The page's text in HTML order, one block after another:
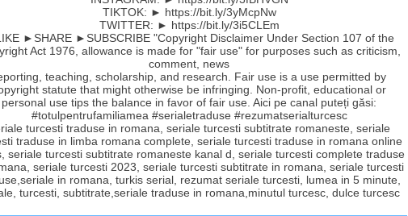
TIKTOK: ► https://bit.ly/3yMcpNw
TWITTER: ► https://bit.ly/3i5CLEm
►SHARE ►SUBSCRIBE "Copyright Disclaimer Under Section 107 of the
Act 1976, allowance is made for "fair use" for purposes such as criticism,
comment, news
teaching, scholarship, and research. Fair use is a use permitted by
statute that might otherwise be infringing. Non-profit, educational or
personal use tips the balance in favor of fair use. Aici pe canal puteți găsi:
#totulpentrufamiliamea #serialetraduse #rezumatserialturcesc
turcesti traduse in romana, seriale turcesti subtitrate romaneste, seriale
traduse in limba romana complete, seriale turcesti traduse in romana online
seriale turcesti subtitrate romaneste kanal d, seriale turcesti complete traduse
seriale turcesti 2023, seriale turcesti subtitrate in romana, seriale turcesti
in romana, turkis serial, rezumat seriale turcesti, lumea in 5 minute,
turcesti, subtitrate,seriale traduse in romana,minutul turcesc, dulce turcesc